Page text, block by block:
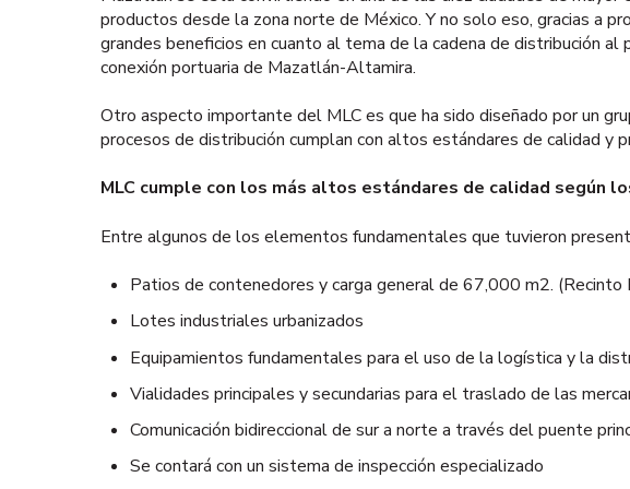
productos desde la zona norte de México. Y no solo eso, gracias a
grandes beneficios en cuanto al tema de la cadena de distribución
conexión portuaria de Mazatlán-Altamira.
Otro aspecto importante del MLC es que ha sido diseñado por un
procesos de distribución cumplan con altos estándares de calidad y
MLC cumple con los más altos estándares de calidad según
Entre algunos de los elementos fundamentales que tuvieron
Patios de contenedores y carga general de 67,000 m2. (Recinto
Lotes industriales urbanizados
Equipamientos fundamentales para el uso de la logística y la
Vialidades principales y secundarias para el traslado de las
Comunicación bidireccional de sur a norte a través del puente
Se contará con un sistema de inspección especializado